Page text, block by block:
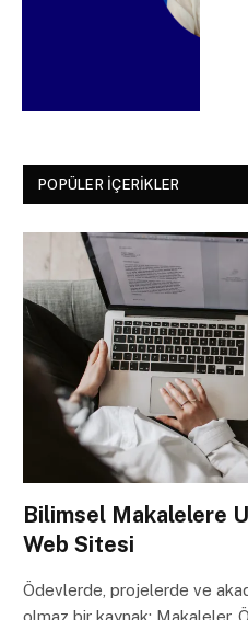
POPÜLER İÇERIKLER
Bilimsel Makalelere
Web Sitesi
Ödevlerde, projelerde ve